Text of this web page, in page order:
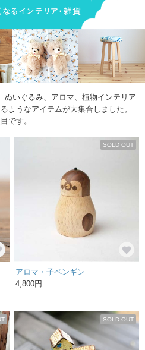
ぬいぐるみ、アロマ、植物インテリア
ようなアイテムが大集合しました。
です。
SOLD OUT
アロマ・子ペンギン
4,800円
SOLD OUT